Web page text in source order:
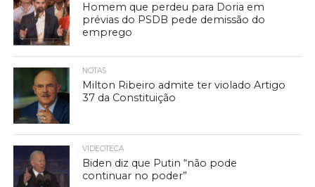
Homem que perdeu para Doria em
prévias do PSDB pede demissão do
emprego
NOTAS
Milton Ribeiro admite ter violado Artigo
37 da Constituição
VIDEOTECA
Biden diz que Putin “não pode
continuar no poder”